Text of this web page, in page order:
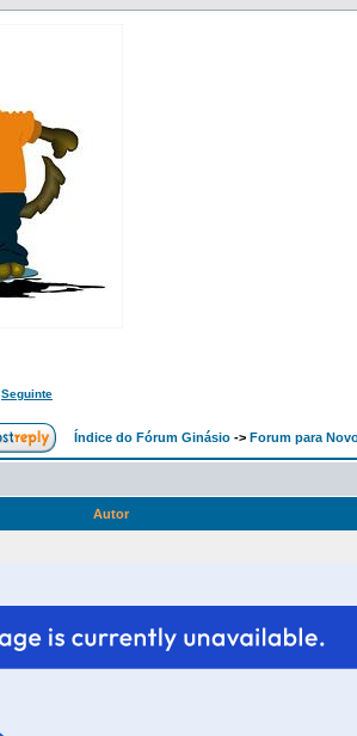
Seguinte
Índice do Fórum Ginásio -> Forum para
Autor